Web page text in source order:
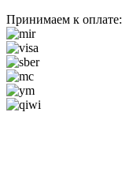
Принимаем к оплате: